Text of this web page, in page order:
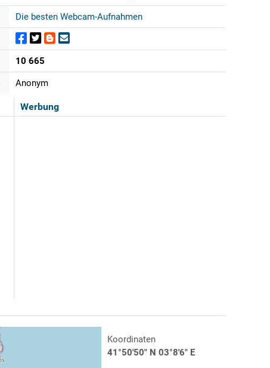
Die besten Webcam-Aufnahmen
10 665
Anonym
Werbung
Koordinaten
41°50'50" N 03°8'6" E